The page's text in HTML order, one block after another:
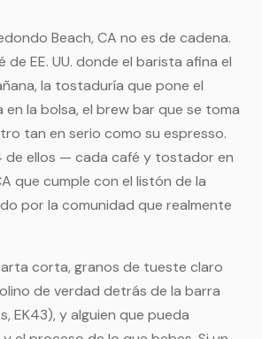
Beach, CA no es de cadena.
de EE. UU. donde el barista afina el
la tostaduría que pone el
en la bolsa, el brew bar que se toma
tan en serio como su espresso.
de ellos — cada café y tostador en
que cumple con el listón de la
por la comunidad que realmente
corta, granos de tueste claro
de verdad detrás de la barra
EK43), y alguien que pueda